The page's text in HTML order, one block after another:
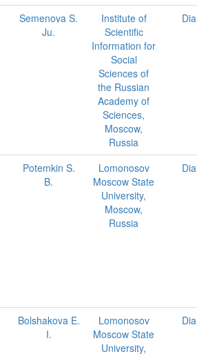
Semenova S.
Ju.
Institute of
Scientific
Information for
Social
Sciences of
the Russian
Academy of
Sciences,
Moscow,
Russia
Potemkin S.
B.
Lomonosov
Moscow State
University,
Moscow,
Russia
Bolshakova E.
I.
Lomonosov
Moscow State
University,